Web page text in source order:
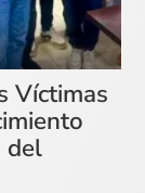
Víctimas
del